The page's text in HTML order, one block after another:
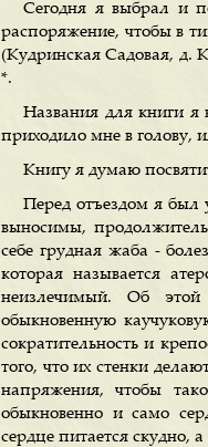
Сегодня я выбрал и
распоряжение, чтобы в
(Кудринская Садовая, д.
*.
Названия для книги я
приходило мне в голову,
Книгу я думаю
Перед отъездом я был
выносимы,
себе грудная жаба -
которая называется
неизлечимый. Об этой
обыкновенную
сократительность и
того, что их стенки
напряжения, чтобы
обыкновенно и само
сердце питается скудно,